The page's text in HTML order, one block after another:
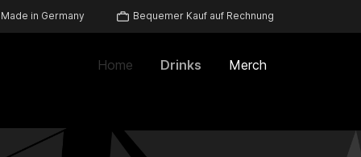
Made in Germany Bequemer Kauf auf Rechnung
Home Drinks Merch